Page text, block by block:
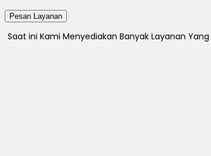
Saat ini Kami Menyediakan Banyak Layanan